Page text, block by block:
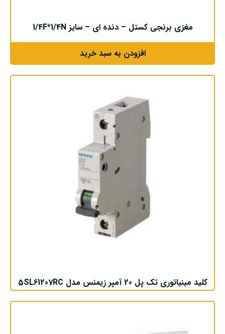
مغزی برنجی کستل – دنده ای – سایز 1/4F*1/4N
افزودن به سبد خرید
کلید مینیاتوری تک پل 20 آمپر زیمنس مدل 5SL61207RC